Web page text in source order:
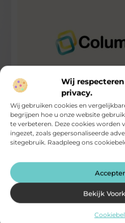
Wij
privacy.
Wij gebruiken cookies en
begrijpen hoe u onze website
te verbeteren. Deze cookies worden
ingezet, zoals gepersonaliseerde
sitegebruik. Raadpleeg ons
Bekijk
De ouderen in coronatijd
Heeft u misschien een opa of
schoonvader of tante of oom die
Computers / Internet /